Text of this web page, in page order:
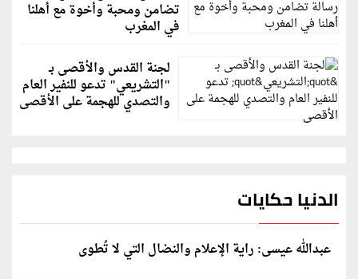
تضامن ومحبة وأخوة مع أهلنا
في المغرب
لجنة القدس والأقصى بـ
"التشريعي" تدعو للنفير العام
والتصدي للهجمة على الأقصى
الدنيا حكايات
عبدالله عيسى: راية الإعلام والنضال التي لا تُطوى